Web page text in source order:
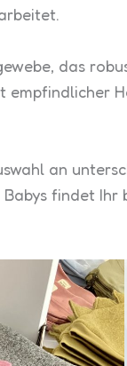
das
empfindlicher
an
findet Ihr